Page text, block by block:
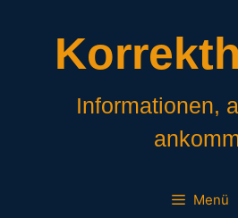
Informationen,
Menü